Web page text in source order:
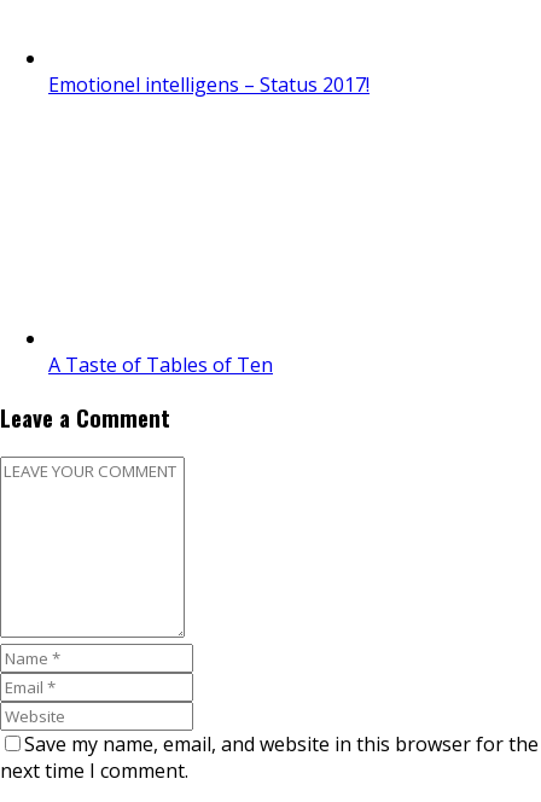
Emotionel intelligens – Status 2017!
A Taste of Tables of Ten
Leave a Comment
Save my name, email, and website in this browser for the
next time I comment.